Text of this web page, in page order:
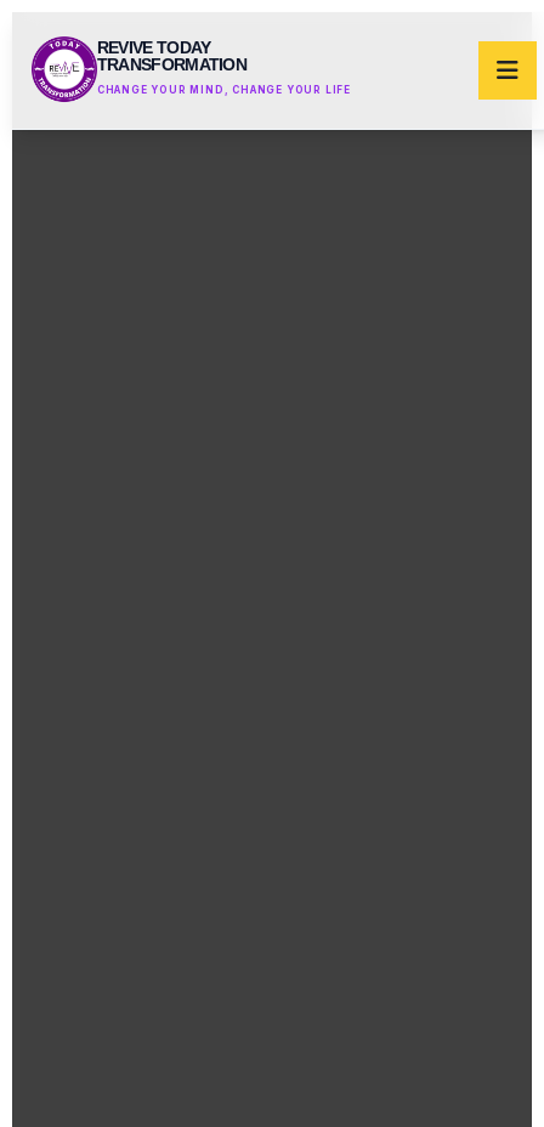
REVIVE TODAY
TRANSFORMATION
CHANGE YOUR MIND, CHANGE YOUR LIFE